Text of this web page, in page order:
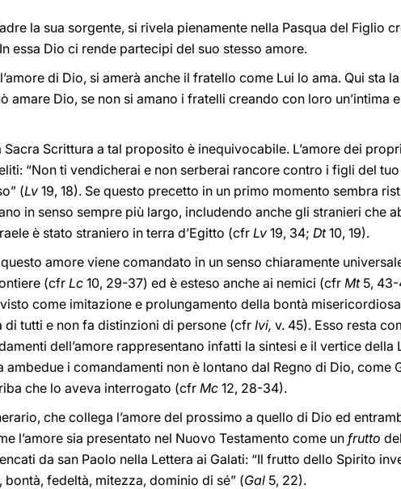
la sua sorgente, si rivela pienamente nella Pasqua del Figlio
essa Dio ci rende partecipi del suo stesso amore.
di Dio, si amerà anche il fratello come Lui lo ama. Qui sta
amare Dio, se non si amano i fratelli creando con loro un’intima
Sacra Scrittura a tal proposito è inequivocabile. L’amore dei
“Non ti vendicherai e non serberai rancore contro i figli del
(Lv 19, 18). Se questo precetto in un primo momento sembra
in senso sempre più largo, includendo anche gli stranieri che
è stato straniero in terra d’Egitto (cfr Lv 19, 34; Dt10, 19).
amore viene comandato in un senso chiaramente
(cfr Lc 10, 29-37) ed è esteso anche ai nemici (cfr Mt5, 43-
come imitazione e prolungamento della bontà
di tutti e non fa distinzioni di persone (cfrIvi, v. 45). Esso resta
dell’amore rappresentano infatti la sintesi e il vertice
i comandamenti non è lontano dal Regno di Dio, come
che lo aveva interrogato (cfr Mc 12, 28-34).
che collega l’amore del prossimo a quello di Dio ed
l’amore sia presentato nel Nuovo Testamento come un frutto
da san Paolo nella Lettera ai Galati: “Il frutto dello Spirito
fedeltà, mitezza, dominio di sé” (Gal 5, 22).